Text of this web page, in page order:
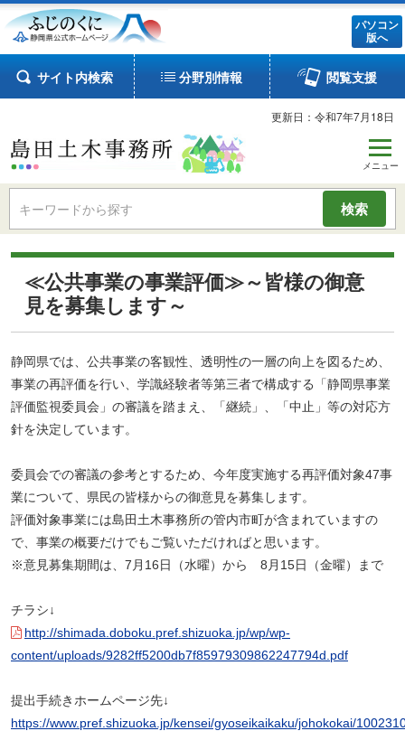
パソコン
版へ
サイト内検索 分野別情報 閲覧支援
更新日：令和7年7月18日
検索
≪公共事業の事業評価≫～皆様の御意
見を募集します～
静岡県では、公共事業の客観性、透明性の一層の向上を図るため、
事業の再評価を行い、学識経験者等第三者で構成する「静岡県事業
評価監視委員会」の審議を踏まえ、「継続」、「中止」等の対応方
針を決定しています。
委員会での審議の参考とするため、今年度実施する再評価対象47事
業について、県民の皆様からの御意見を募集します。
評価対象事業には島田土木事務所の管内市町が含まれていますの
で、事業の概要だけでもご覧いただければと思います。
※意見募集期間は、7月16日（水曜）から 8月15日（金曜）まで
チラシ↓
http://shimada.doboku.pref.shizuoka.jp/wp/wp-
content/uploads/9282ff5200db7f85979309862247794d.pdf
提出手続きホームページ先↓
https://www.pref.shizuoka.jp/kensei/gyoseikaikaku/johokokai/